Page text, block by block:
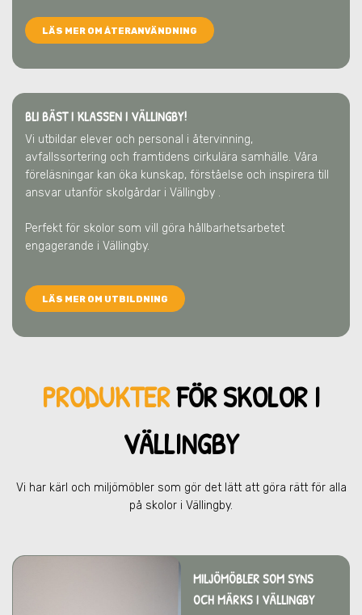
LÄS MER OM ÅTERANVÄNDNING
BLI BÄST I KLASSEN I VÄLLINGBY!
Vi utbildar elever och personal i återvinning,
avfallssortering och framtidens cirkulära samhälle. Våra
föreläsningar kan öka kunskap, förståelse och inspirera till
ansvar utanför skolgårdar i Vällingby .
Perfekt för skolor som vill göra hållbarhetsarbetet
engagerande i Vällingby.
LÄS MER OM UTBILDNING
PRODUKTERFÖR SKOLOR I
VÄLLINGBY
Vi har kärl och miljömöbler som gör det lätt att göra rätt för alla
på skolor i Vällingby.
MILJÖMÖBLER SOM SYNS
OCH MÄRKSI VÄLLINGBY